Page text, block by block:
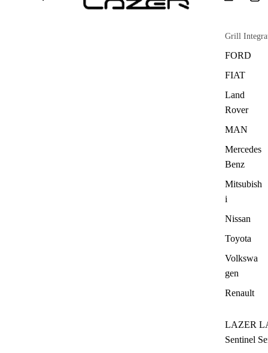
Grill
FORD
FIAT
Land
Rover
MAN
Mercedes
Benz
Mitsubish
i
Nissan
Toyota
Volkswa
gen
Renault
LAZER
Sentinel